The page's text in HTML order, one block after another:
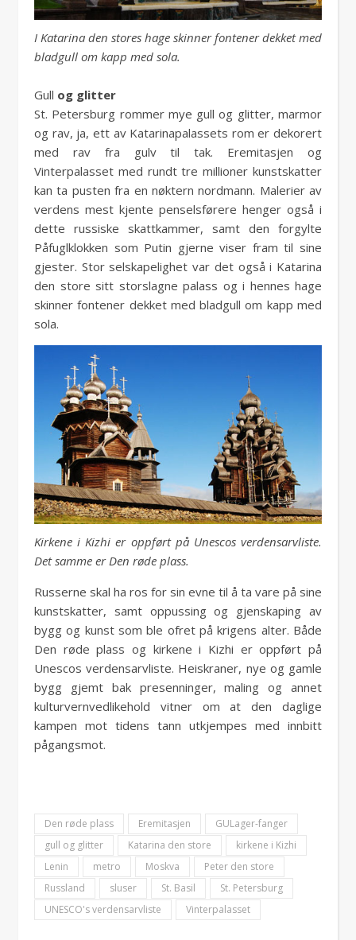
I Katarina den stores hage skinner fontener dekket med
bladgull om kapp med sola.
Gull og glitter
St. Petersburg rommer mye gull og glitter, marmor
og rav, ja, ett av Katarinapalassets rom er dekorert
med rav fra gulv til tak. Eremitasjen og
Vinterpalasset med rundt tre millioner kunstskatter
kan ta pusten fra en nøktern nordmann. Malerier av
verdens mest kjente penselsførere henger også i
dette russiske skattkammer, samt den forgylte
Påfuglklokken som Putin gjerne viser fram til sine
gjester. Stor selskapelighet var det også i Katarina
den store sitt storslagne palass og i hennes hage
skinner fontener dekket med bladgull om kapp med
sola.
Kirkene i Kizhi er oppført på Unescos verdensarvliste.
Det samme er Den røde plass.
Russerne skal ha ros for sin evne til å ta vare på sine
kunstskatter, samt oppussing og gjenskaping av
bygg og kunst som ble ofret på krigens alter. Både
Den røde plass og kirkene i Kizhi er oppført på
Unescos verdensarvliste. Heiskraner, nye og gamle
bygg gjemt bak presenninger, maling og annet
kulturvernvedlikehold vitner om at den daglige
kampen mot tidens tann utkjempes med innbitt
pågangsmot.
Den røde plass Eremitasjen
GULager-fanger
gull og glitter
Katarina den store
kirkene i Kizhi
Lenin
metro Moskva
Peter den store
Russland
sluser St. Basil
St. Petersburg
UNESCO's verdensarvliste
Vinterpalasset